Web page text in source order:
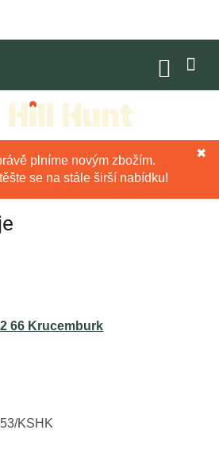
plníme novým zbožím.
se na stále širší nabídku!
✖
66 Krucemburk
KSHK